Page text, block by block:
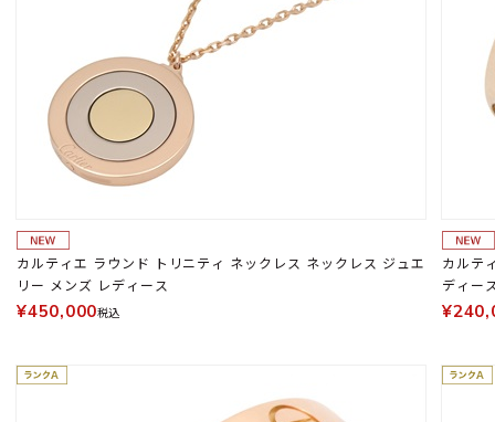
カルティエ ラウンド トリニティ ネックレス ネックレス ジュエ
リー メンズ レディース
¥450,000税込
カルテ
ディー